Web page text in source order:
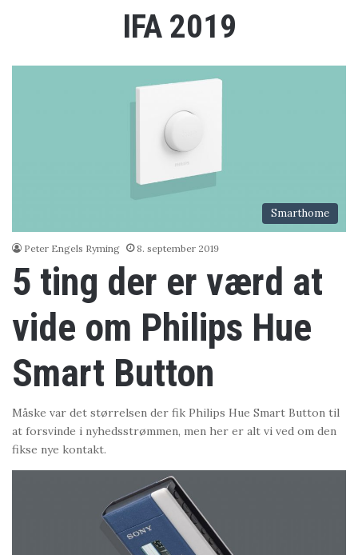
IFA 2019
Smarthome
Peter Engels Ryming 8. september 2019
5 ting der er værd at
vide om Philips Hue
Smart Button
Måske var det størrelsen der fik Philips Hue Smart Button til
at forsvinde i nyhedsstrømmen, men her er alt vi ved om den
fikse nye kontakt.